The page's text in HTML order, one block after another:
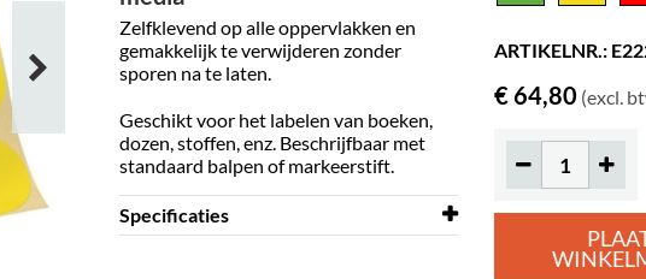
Zelfklevend op alle oppervlakken en
gemakkelijk te verwijderen zonder
sporen na te laten.
Geschikt voor het labelen van boeken,
dozen, stoffen, enz. Beschrijfbaar met
standaard balpen of markeerstift.
Specificaties
ARTIKELNR.:
€ 64,80 (excl.